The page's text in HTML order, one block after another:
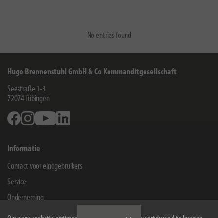
No entries found
Hugo Brennenstuhl GmbH & Co Kommanditgesellschaft
Seestraße 1-3
72074 Tübingen
FacebookInstagramYoutube
Informatie
Contact voor eindgebruikers
Service
Onderneming